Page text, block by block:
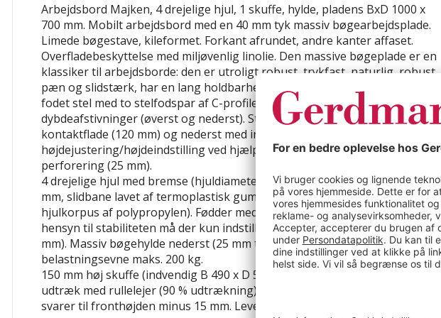
Arbejdsbord Majken, 4 drejelige hjul, 1 skuffe, hylde, pladens BxD 1000 x
700 mm. Mobilt arbejdsbord med en 40 mm tyk massiv bøgearbejdsplade.
Limede bøgestave, kileformet. Forkant afrundet, andre kanter affaset.
Overfladebeskyttelse med miljøvenlig linolie. Den massive bøgeplade er en
klassiker til arbejdsborde: den er utroligt robust, trykfast, naturlig, robust,
pæn og slidstærk, har en lang holdbarhed og kan slibes flere gange. 4-
fodet stel med to stelfodspar af C-profileret stål (70x50x2 mm) inklusive
dybdeafstivninger (øverst og nederst). Stelfødder øverst med bred
kontaktflade (120 mm) og nederst med integreret
højdejustering/højdeindstilling ved hjælp af C-profileret stål med
perforering (25 mm).
4 drejelige hjul med bremse (hjuldiameter 125 mm, konstruktionshøjde 160
mm, slidbane lavet af termoplastisk gummi (gråt non-marking, 85° Shore),
hjulkorpus af polypropylen). Fødder med højdejustering i trin á 25 mm (af
hensyn til stabiliteten må der kun indstilles en maksimal højde på 1000
mm). Massiv bøgehylde nederst (25 mm tyk, faghøjde 540 mm). Samlet
belastningsevne maks. 200 kg.
150 mm høj skuffe (indvendig B 490 x D 560 mm), lastkapacitet 50 kg.
udtræk med rullelejer (90 % udtrækning). Skuffens anvendelseshøjde
svarer til fronthøjden minus 15 mm. Leveres samlet (hjulsæt vedlagt).